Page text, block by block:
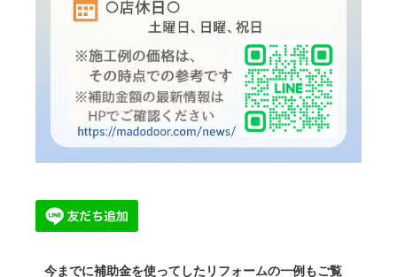
今までに補助金を使ってしたリフォームの一例もご覧